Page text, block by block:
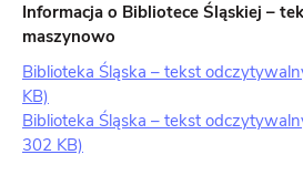
Informacja o Bibliotece Śląskiej –
maszynowo
Biblioteka Śląska – tekst
KB)
Biblioteka Śląska – tekst
302 KB)